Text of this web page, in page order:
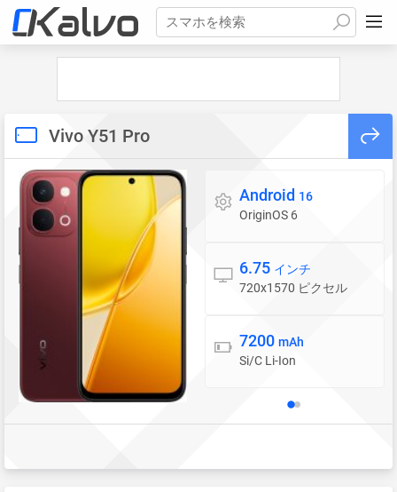
スマホを検索
Vivo Y51 Pro
OS
Android 16
OriginOS 6
ディスプレイ
6.75 インチ
720x1570 ピクセル
バッテリー
7200 mAh
Si/C Li-Ion